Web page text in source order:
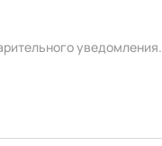
уведомления.